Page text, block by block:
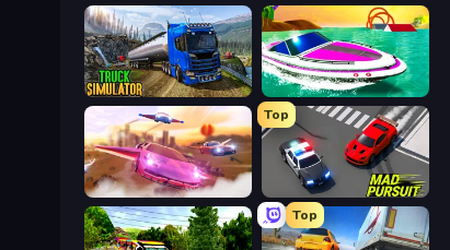
Truck Driving Simulator Game Jet Boat Racing
Ultimate Flying Car
Top
Mad Pursuit
Top